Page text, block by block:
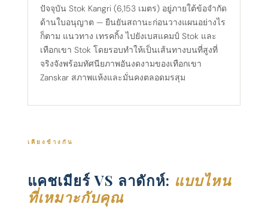
ปัจจุบัน Stok Kangri (6,153 เมตร) อยู่ภายใต้ข้อจํากัด
ด้านใบอนุญาต — ยืนยันสถานะก่อนวางแผนอย่างไร
ก็ตาม แนวทาง เทรคกิ้ง ไปยังเบสแคมป์ Stok และ
เทือกเขา Stok โดยรอบทําให้เป็นเส้นทางบนที่สูงที่
จริงจังพร้อมทัศนียภาพอันงดงามของเทือกเขา
Zanskar สภาพแห้งและมั่นคงตลอดมรสุม
เคียงข้างกัน
แคชเมียร์ VS ลาดักห์: แบบไหน
ที่เหมาะกับคุณ